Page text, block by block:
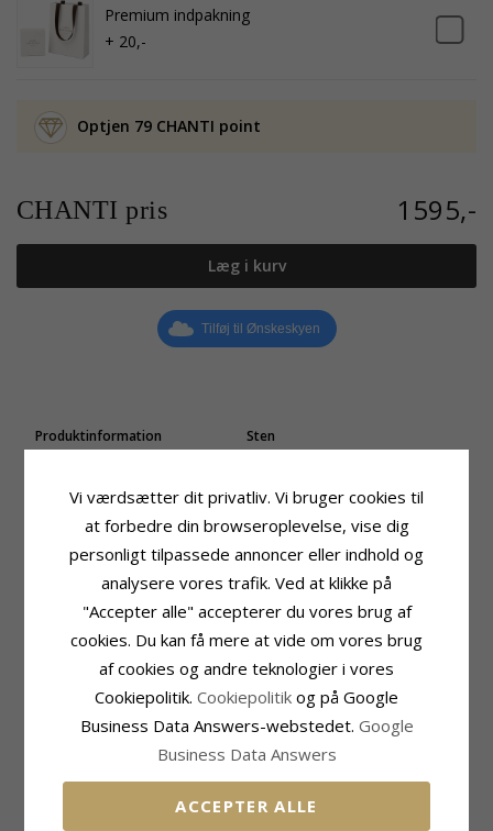
Premium indpakning
+ 20,-
Optjen 79 CHANTI point
CHANTI pris 1595,-
Læg i kurv
Tilføj til Ønskeskyen
Produktinformation
Ædelmetal:9 Karat Guld
Kollektion: Gold Collection
Blank
Sten
Sten: Syntetisk Safir
Sten
Slibning:Facetsleben
Farve:Hvid
Zirkon
Størrelse
9,5 mm
6,2 mm
Leveringstid
RELATEREDE PRODUKTER
Vi værdsætter dit privatliv. Vi bruger cookies til
at forbedre din browseroplevelse, vise dig
personligt tilpassede annoncer eller indhold og
analysere vores trafik. Ved at klikke på
"Accepter alle" accepterer du vores brug af
cookies. Du kan få mere at vide om vores brug
af cookies og andre teknologier i vores
Cookiepolitik. Cookiepolitik og på Google
Business Data Answers-webstedet. Google
Business Data Answers
ACCEPTER ALLE